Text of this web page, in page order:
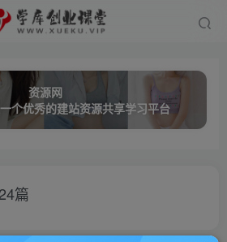
资源网
个优秀的建站资源共享学习平台
篇